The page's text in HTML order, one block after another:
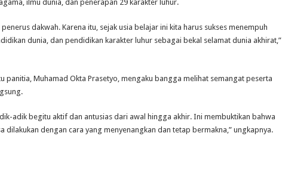
ilmu dunia, dan penerapan 29 karakter luhur.
dakwah. Karena itu, sejak usia belajar ini kita harus sukses menempuh
dunia, dan pendidikan karakter luhur sebagai bekal selamat dunia akhirat,”
panitia, Muhamad Okta Prasetyo, mengaku bangga melihat semangat peserta
adik begitu aktif dan antusias dari awal hingga akhir. Ini membuktikan bahwa
dilakukan dengan cara yang menyenangkan dan tetap bermakna,” ungkapnya.